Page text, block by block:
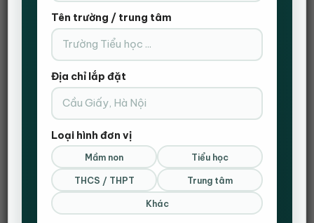
THÊM VÀO GIỎ HÀNG
ĐẶT HÀNG NHANH
Tên trường / trung tâm
Địa chỉ lắp đặt
Loại hình đơn vị
Mầm non Tiểu học
THCS / THPT Trung tâm
Khác